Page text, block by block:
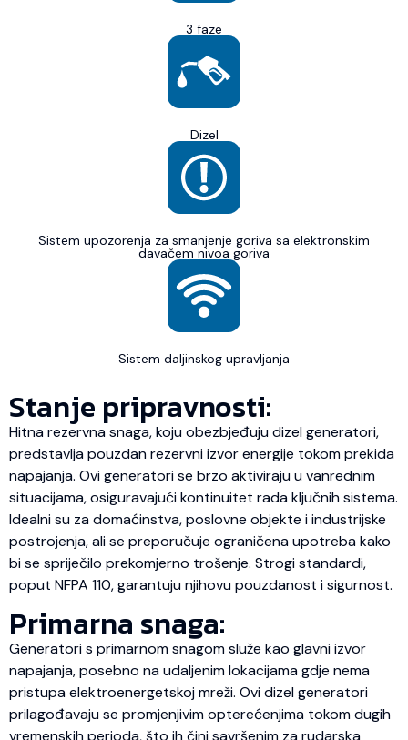
3 faze
Dizel
Sistem upozorenja za smanjenje goriva sa elektronskim
davačem nivoa goriva
Sistem daljinskog upravljanja
Stanje pripravnosti:
Hitna rezervna snaga, koju obezbjeđuju dizel generatori,
predstavlja pouzdan rezervni izvor energije tokom prekida
napajanja. Ovi generatori se brzo aktiviraju u vanrednim
situacijama, osiguravajući kontinuitet rada ključnih sistema.
Idealni su za domaćinstva, poslovne objekte i industrijske
postrojenja, ali se preporučuje ograničena upotreba kako
bi se spriječilo prekomjerno trošenje. Strogi standardi,
poput NFPA 110, garantuju njihovu pouzdanost i sigurnost.
Primarna snaga:
Generatori s primarnom snagom služe kao glavni izvor
napajanja, posebno na udaljenim lokacijama gdje nema
pristupa elektroenergetskoj mreži. Ovi dizel generatori
prilagođavaju se promjenjivim opterećenjima tokom dugih